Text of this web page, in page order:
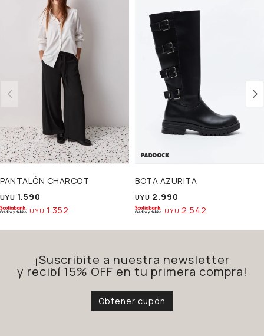
PANTALÓN CHARCOT
UYU 1.590
UYU 1.352
BOTA AZURITA
UYU 2.990
UYU 2.542
¡Suscribite a nuestra newsletter
y recibí 15% OFF en tu primera compra!
Obtener cupón